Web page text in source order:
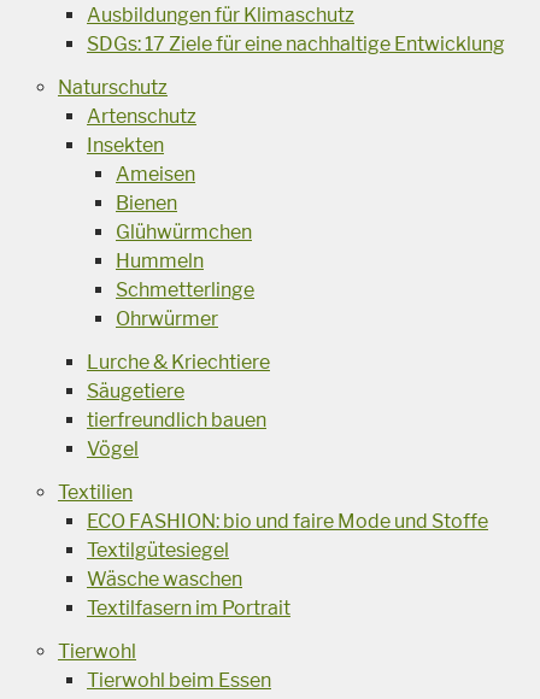
Ausbildungen für Klimaschutz
SDGs: 17 Ziele für eine nachhaltige Entwicklung
Naturschutz
Artenschutz
Insekten
Ameisen
Bienen
Glühwürmchen
Hummeln
Schmetterlinge
Ohrwürmer
Lurche & Kriechtiere
Säugetiere
tierfreundlich bauen
Vögel
Textilien
ECO FASHION: bio und faire Mode und Stoffe
Textilgütesiegel
Wäsche waschen
Textilfasern im Portrait
Tierwohl
Tierwohl beim Essen